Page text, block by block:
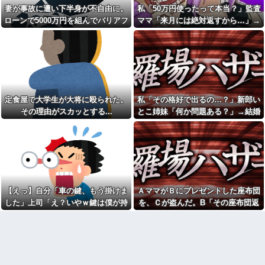
女「43億円注文して………キ
ャンセルっと！」←こいつの目
的
【画像】令和最新版の剛力彩
芽、ワイらにブッ刺さりまくり
と話題にw w w w w w w w w w
【驚愕】マチアプで会った外
国人からまさかの『こう』言わ
れたんやがこれワイ詰み
か？？？？？？？
【悲報】月収1000万円の風俗
嬢の1日あたりのセッ■ス回数が
転勤族の夫につき高知で入社
した会社を一昨日の朝やめてき
た。ヘンパイとかいつの時代だ
気持ち悪い。
家に招いたクラスメイトが
「分けるよー！！」と残ったお
菓子を配り始めた。最後はコピ
ー紙1枚と折り紙1枚まで根こそ
ぎ…
歯医者の待合室で「抜歯と言
われたのに痛みが消えた！訴え
てやる！」と怒鳴り散らす60代
男！2軒の歯医者で同じ診断され
た癖に、神経が死んで痛みが消
えたのを「治った」と錯覚して
逆ギレする地獄の迷惑ジジイに
遭遇
俺飲食経営、月給40万で求人
を出すも応募がない
長年付き合いがある温和だっ
た友人がとんでもなくキレた
妻の流産に「泣いたって生き
返らない」と苦笑いする自称ド
ライな兄。ブチギレた両親＆妹
に責められるも逆上した兄の悲
惨すぎる現在←淡々としてるん
じゃなくて単なる冷血漢
下僕にネーミングセンスが皆
無なため 我が家の歴代ご主人様
達は…【再】
【妊婦様】義実家で2人目妊娠
の報告をした。ウトメ『義兄嫁
妻が事故に遭い下半身が不自由に。
ローンで5000万円を組んでバリアフ
リーの家を建てた。だが俺には作戦
があった
私「50万円使ったって本当？」監査
ママ「来月には絶対返すから…」→
約束を信じて待った結果、警察に通
報することになり…
定食屋で大学生が大将に殴られた。
その理由がスカッとする...
私「その格好で出るの…？」新郎い
とこ姉妹「何か問題ある？」→結婚
式当日に感じた違和感が最後まで消
えなくて…
【えっ】自分「車の鍵、もう掛けま
した」上司「え？いやｗ鍵は僕が持
ＡママがＢにプレゼントした座布団
を、Ｃが盗んだ。B「その座布団返